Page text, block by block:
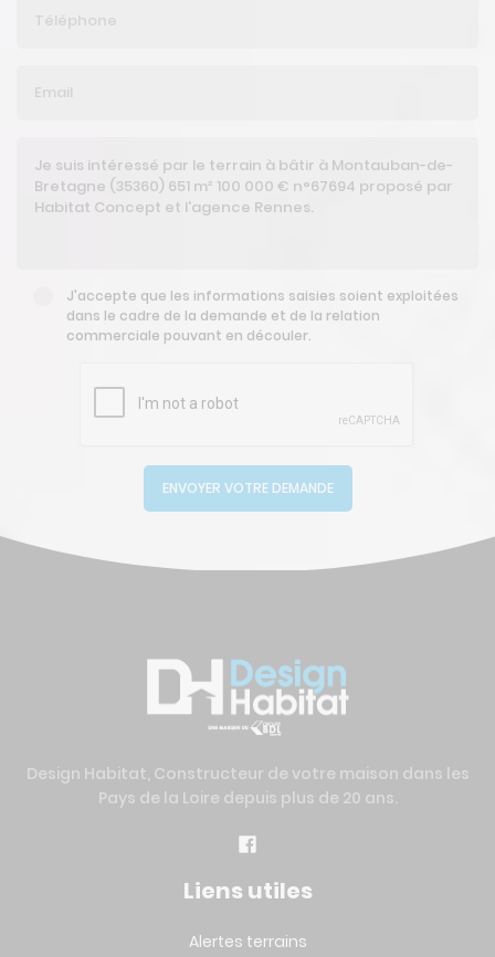
J'accepte que les informations saisies soient exploitées
dans le cadre de la demande et de la relation
commerciale pouvant en découler.
ENVOYER VOTRE DEMANDE
Design Habitat, Constructeur de votre maison dans les
Pays de la Loire depuis plus de 20 ans.
Liens utiles
Alertes terrains